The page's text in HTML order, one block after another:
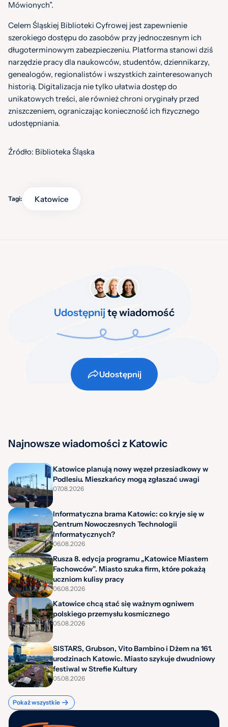
Mówionych”.
Celem Śląskiej Biblioteki Cyfrowej jest zapewnienie
szerokiego dostępu do zasobów przy jednoczesnym ich
długoterminowym zabezpieczeniu. Platforma stanowi dziś
narzędzie pracy dla naukowców, studentów, dziennikarzy,
genealogów, regionalistów i wszystkich zainteresowanych
historią. Digitalizacja nie tylko ułatwia dostęp do
unikatowych treści, ale również chroni oryginały przed
zniszczeniem, ograniczając konieczność ich fizycznego
udostępniania.
Źródło: Biblioteka Śląska
Tagi: Katowice
Udostępnij tę wiadomość
Udostępnij
Najnowsze wiadomości z Katowic
Katowice planują nowy węzeł przesiadkowy w
Podlesiu. Mieszkańcy mogą zgłaszać uwagi
07.08.2026
Informatyczna brama Katowic: co kryje się w
Centrum Nowoczesnych Technologii
Informatycznych?
06.08.2026
Rusza 8. edycja programu „Katowice Miastem
Fachowców”. Miasto szuka firm, które pokażą
uczniom kulisy pracy
06.08.2026
Katowice chcą stać się ważnym ogniwem
polskiego przemysłu kosmicznego
05.08.2026
SISTARS, Grubson, Vito Bambino i Dżem na 161.
urodzinach Katowic. Miasto szykuje dwudniowy
festiwal w Strefie Kultury
05.08.2026
Pokaż wszystkie